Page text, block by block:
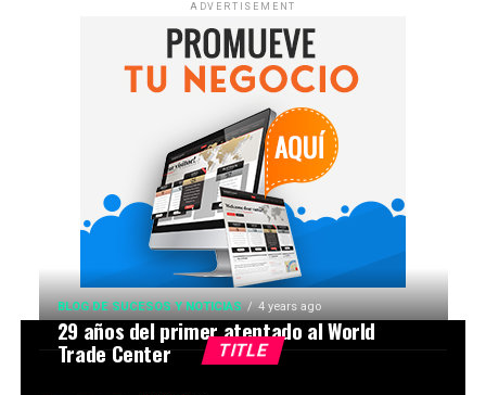
ADVERTISEMENT
TITLE
BLOG DE SUCESOS Y NOTICIAS 4 years ago
29 años del primer atentado al World
Trade Center